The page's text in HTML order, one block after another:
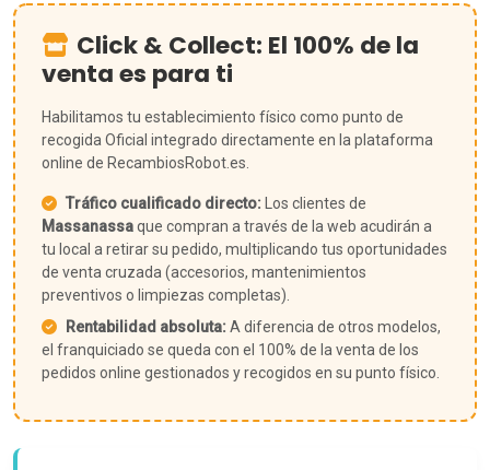
Click & Collect: El 100% de la
venta es para ti
Habilitamos tu establecimiento físico como punto de
recogida Oficial integrado directamente en la plataforma
online de RecambiosRobot.es.
Tráfico cualificado directo: Los clientes de
Massanassaque compran a través de la web acudirán a
tu local a retirar su pedido, multiplicando tus oportunidades
de venta cruzada (accesorios, mantenimientos
preventivos o limpiezas completas).
Rentabilidad absoluta:A diferencia de otros modelos,
el franquiciado se queda con el 100% de la venta de los
pedidos online gestionados y recogidos en su punto físico.